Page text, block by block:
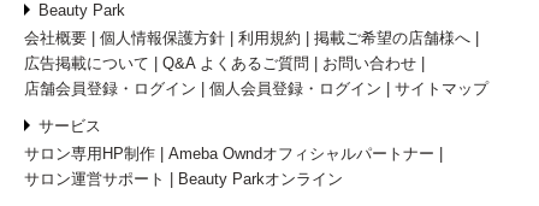
Beauty Park
会社概要
個人情報保護方針 利用規約
掲載ご希望の店舗様へ
広告掲載について
Q&A よくあるご質問
お問い合わせ
店舗会員登録・ログイン
個人会員登録・ログイン サイトマップ
サービス
サロン専用HP制作
Ameba Owndオフィシャルパートナー
サロン運営サポート
Beauty Parkオンライン